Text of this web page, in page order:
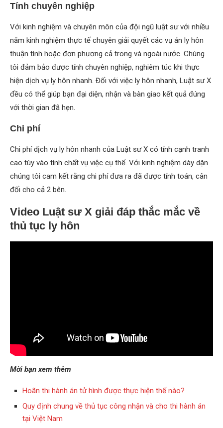
Tính chuyên nghiệp
Với kinh nghiệm và chuyên môn của đội ngũ luật sư với nhiều
năm kinh nghiệm thực tế chuyên giải quyết các vụ án ly hôn
thuận tình hoặc đơn phương cả trong và ngoài nước. Chúng
tôi đảm bảo được tính chuyên nghiệp, nghiêm túc khi thực
hiện dịch vụ ly hôn nhanh. Đối với việc ly hôn nhanh, Luật sư X
đều có thể giúp bạn đại diện, nhận và bàn giao kết quả đúng
với thời gian đã hẹn.
Chi phí
Chi phí dịch vụ ly hôn nhanh của Luật sư X có tính cạnh tranh
cao tùy vào tính chất vụ việc cụ thể. Với kinh nghiệm dày dặn
chúng tôi cam kết rằng chi phí đưa ra đã được tính toán, cân
đối cho cả 2 bên.
Video Luật sư X giải đáp thắc mắc về
thủ tục ly hôn
Mời bạn xem thêm
Hoãn thi hành án tử hình được thực hiện thế nào?
Quy định chung về thủ tục công nhận và cho thi hành án
tại Việt Nam